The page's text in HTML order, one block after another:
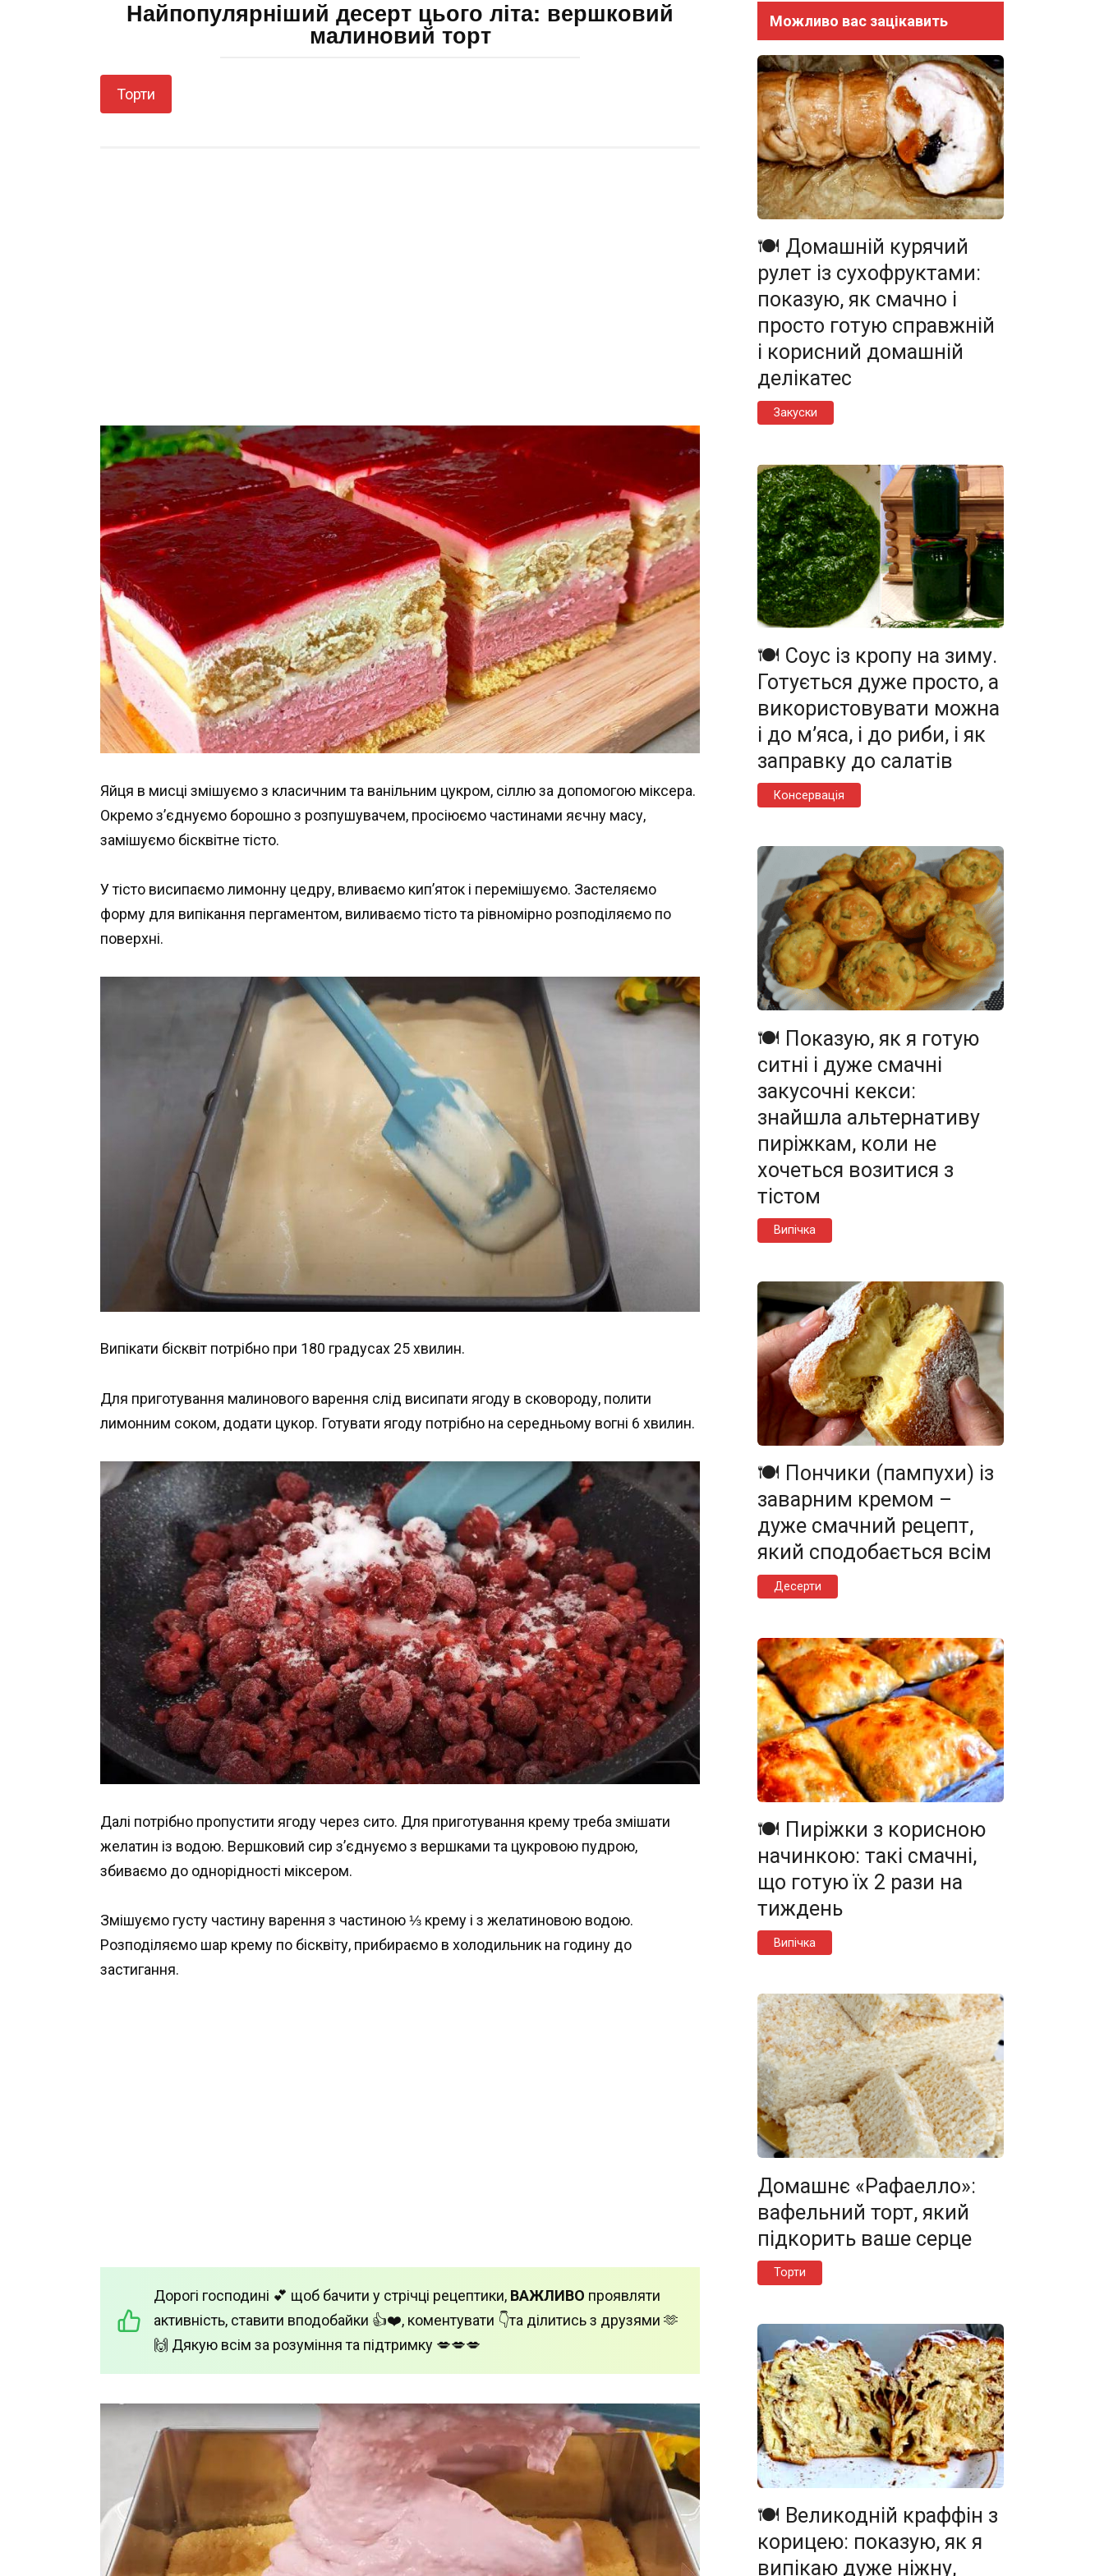
Найпопулярніший десерт цього літа: вершковий
малиновий торт
Торти
Яйця в мисці змішуємо з класичним та ванільним цукром, сіллю за допомогою міксера.
Окремо з’єднуємо борошно з розпушувачем, просіюємо частинами яєчну масу,
замішуємо бісквітне тісто.
У тісто висипаємо лимонну цедру, вливаємо кип’яток і перемішуємо. Застеляємо
форму для випікання пергаментом, виливаємо тісто та рівномірно розподіляємо по
поверхні.
Випікати бісквіт потрібно при 180 градусах 25 хвилин.
Для приготування малинового варення слід висипати ягоду в сковороду, полити
лимонним соком, додати цукор. Готувати ягоду потрібно на середньому вогні 6 хвилин.
Далі потрібно пропустити ягоду через сито. Для приготування крему треба змішати
желатин із водою. Вершковий сир з’єднуємо з вершками та цукровою пудрою,
збиваємо до однорідності міксером.
Змішуємо густу частину варення з частиною ⅓ крему і з желатиновою водою.
Розподіляємо шар крему по бісквіту, прибираємо в холодильник на годину до
застигання.
Дорогі господині 💕 щоб бачити у стрічці рецептики, ВАЖЛИВО проявляти
активність, ставити вподобайки 👍❤️, коментувати 👇та ділитись з друзями 🫶
🙌 Дякую всім за розуміння та підтримку 💋💋💋
Можливо вас зацікавить
🍽️ Домашній курячий
рулет із сухофруктами:
показую, як смачно і
просто готую справжній
і корисний домашній
делікатес
Закуски
🍽️ Соус із кропу на зиму.
Готується дуже просто, а
використовувати можна
і до м’яса, і до риби, і як
заправку до салатів
Консервація
🍽️ Показую, як я готую
ситні і дуже смачні
закусочні кекси:
знайшла альтернативу
пиріжкам, коли не
хочеться возитися з
тістом
Випічка
🍽️ Пончики (пампухи) із
заварним кремом –
дуже смачний рецепт,
який сподобається всім
Десерти
🍽️ Пиріжки з корисною
начинкою: такі смачні,
що готую їх 2 рази на
тиждень
Випічка
Домашнє «Рафаелло»:
вафельний торт, який
підкорить ваше серце
Торти
🍽️ Великодній краффін з
корицею: показую, як я
випікаю дуже ніжну,